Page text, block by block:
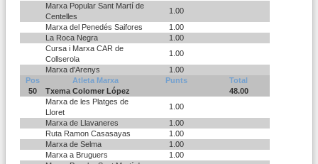
Marxa Popular Sant Martí de
Centelles
1.00
Marxa del Penedés Saifores
1.00
La Roca Negra
1.00
Cursa i Marxa CAR de
Collserola
1.00
Marxa d'Arenys
1.00
Pos
Atleta Marxa Punts
Total
50
Txema Colomer López
48.00
Marxa de les Platges de
Lloret
1.00
Marxa de Llavaneres
1.00
Ruta Ramon Casasayas
1.00
Marxa de Selma
1.00
Marxa a Bruguers
1.00